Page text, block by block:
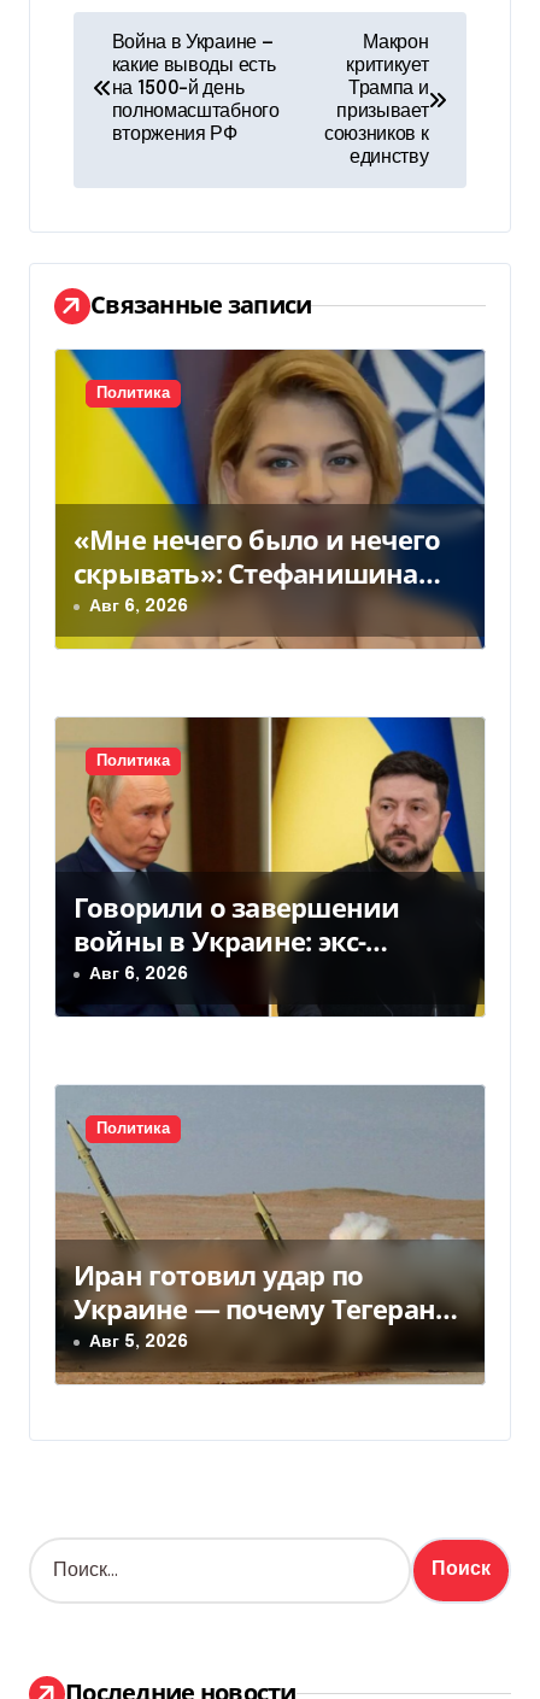
и
г
а
ц
и
о
з
а
и
с
я
м
Война в Украине —
какие выводы есть
на 1500-й день
полномасштабного
вторжения РФ
Макрон
критикует
Трампа и
призывает
союзников к
единству
Связанные записи
Политика
«Мне нечего было и нечего
скрывать»: Стефанишина
прокомментировала новое
подозрение
Авг 6, 2026
Политика
Говорили о завершении
войны в Украине: экс-
чиновники ЕС и РФ провели
тайные переговоры, — СМИ
Авг 6, 2026
Политика
Иран готовил удар по
Украине — почему Тегеран
передумал
Авг 5, 2026
Н
а
:
Последние новости